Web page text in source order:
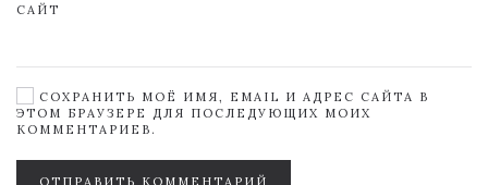
САЙТ
СОХРАНИТЬ МОЁ ИМЯ, EMAIL И АДРЕС САЙТА В
ЭТОМ БРАУЗЕРЕ ДЛЯ ПОСЛЕДУЮЩИХ МОИХ
КОММЕНТАРИЕВ.
ОТПРАВИТЬ КОММЕНТАРИЙ